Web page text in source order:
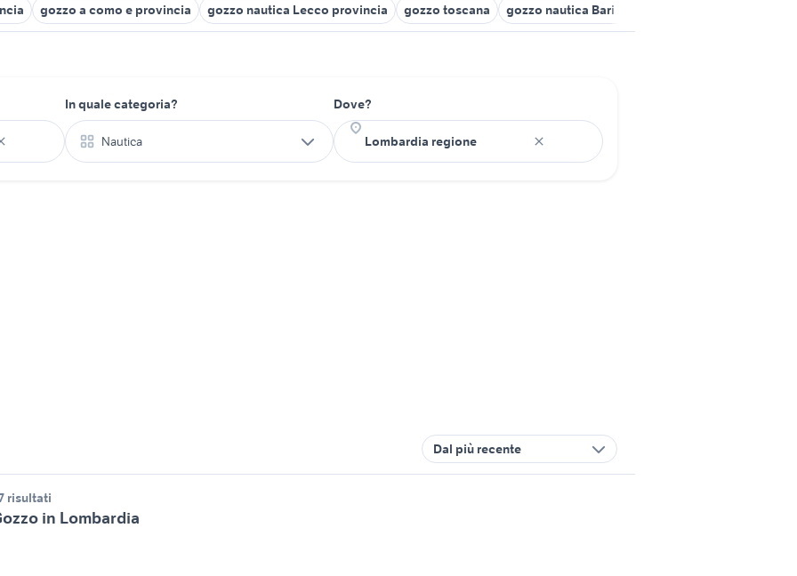
gozzo a como e provincia gozzo nautica Lecco provincia gozzo toscana gozzo nautica Bari provincia
In quale categoria?
Nautica
Dove?
Dal più recente
risultati
in Lombardia